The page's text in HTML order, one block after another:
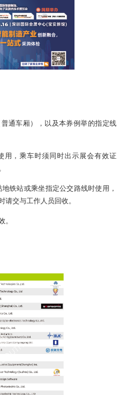
通车厢），以及本券例举的指定线
，乘车时须同时出示展会有效证
铁站或乘坐指定公交路线时使用，
请交与工作人员回收。
。